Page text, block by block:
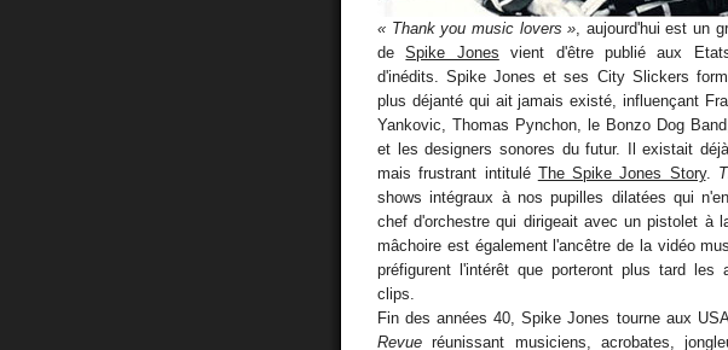
« Thank you music lovers » , aujourd'hui est un
deSpike Jones vient d'être publié aux
d'inédits. Spike Jones et ses City Slickers
plus déjanté qui ait jamais existé, influençant
Yankovic, Thomas Pynchon, le Bonzo Dog
et les designers sonores du futur. Il existait
mais frustrant intitulé The Spike Jones Story.
shows intégraux à nos pupilles dilatées qui
chef d'orchestre qui dirigeait avec un pistolet à
mâchoire est également l'ancêtre de la vidéo
préfigurent l'intérêt que porteront plus tard les
clips.
Fin des années 40, Spike Jones tourne aux
Revue réunissant musiciens, acrobates,